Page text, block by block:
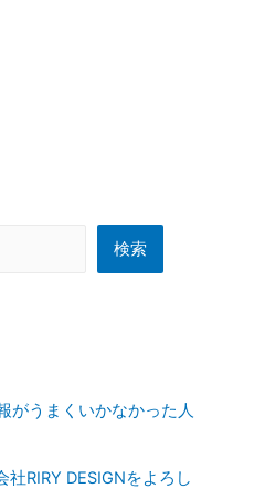
検索
がうまくいかなかった人
RIRY DESIGNをよろし